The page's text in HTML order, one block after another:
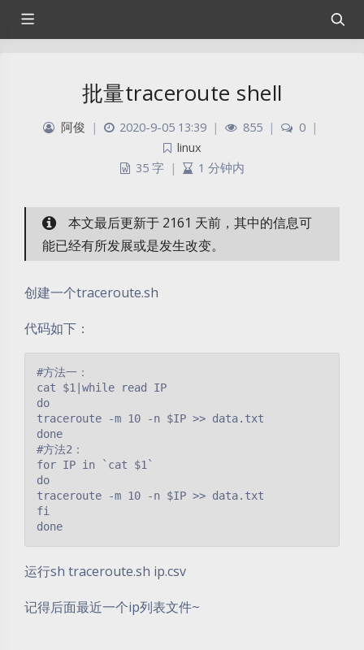
批量traceroute shell
阿俊 | 2020-9-05 13:39 | 855 | 0 |
linux
35 字
| 1 分钟内
本文最后更新于 2161 天前，其中的信息可
能已经有所发展或是发生改变。
创建一个traceroute.sh
代码如下：
#方法一：
cat $1|while read IP
do
traceroute -m 10 -n $IP >> data.txt
done
#方法2：
for IP in `cat $1`
do
traceroute -m 10 -n $IP >> data.txt
fi
done
运行sh traceroute.sh ip.csv
记得后面最近一个ip列表文件~